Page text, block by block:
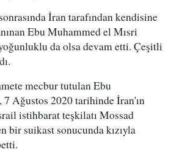
İran tarafından kendisine
Ebu Muhammed el Mısri
da olsa devam etti. Çeşitli
mecbur tutulan Ebu
Ağustos 2020 tarihinde İran'ın
istihbarat teşkilatı Mossad
bir suikast sonucunda kızıyla